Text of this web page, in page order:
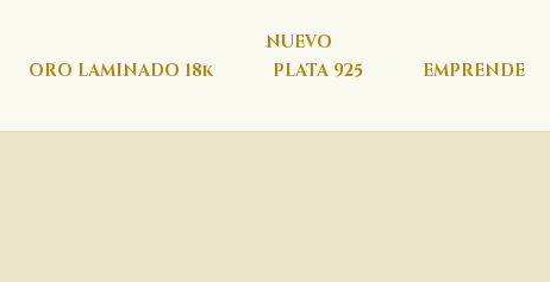
ORO LAMINADO 18k PLATA 925 EMPRENDE
NUEVO